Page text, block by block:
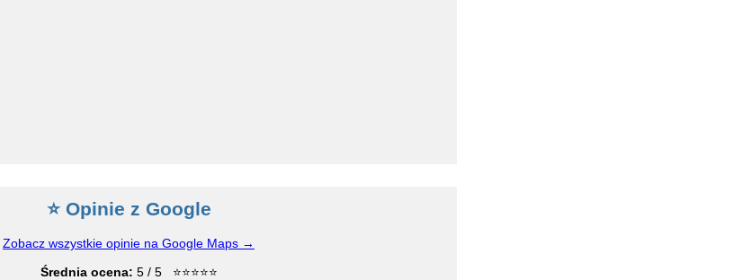
⭐ Opinie z Google
Zobacz wszystkie opinie na Google Maps →
Średnia ocena: 5 / 5 ⭐⭐⭐⭐⭐